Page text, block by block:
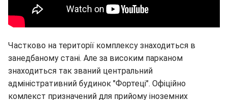
Частково на території комплексу знаходиться в
занедбаному стані. Але за високим парканом
знаходиться так званий центральний
адміністративний будинок "Фортеці". Офіційно
комлекст призначений для прийому іноземних